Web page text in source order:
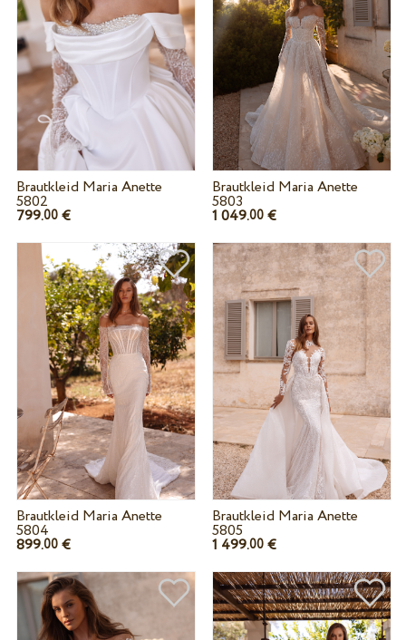
Brautkleid Maria Anette
5802
799.00€
Brautkleid Maria Anette
5803
1 049.00 €
Brautkleid Maria Anette
5804
899.00€
Brautkleid Maria Anette
5805
1 499.00 €